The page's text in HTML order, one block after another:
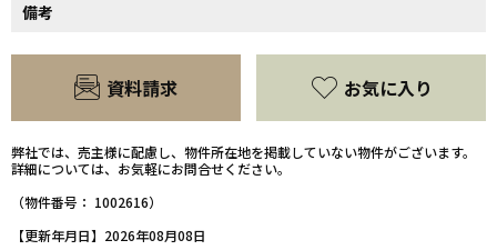
備考
資料請求 お気に入り
弊社では、売主様に配慮し、物件所在地を掲載していない物件がございます。
詳細については、お気軽にお問合せください。
（物件番号： 1002616）
【更新年月日】2026年08月08日